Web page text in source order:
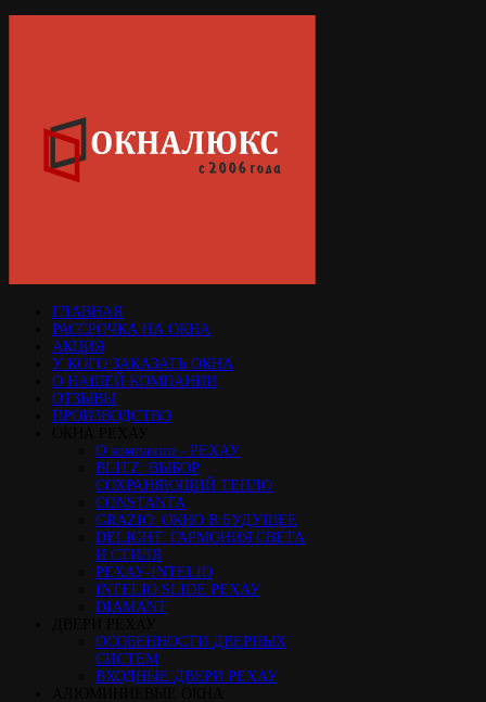
ГЛАВНАЯ
РАССРОЧКА НА ОКНА
АКЦИЯ
У КОГО ЗАКАЗАТЬ ОКНА
О НАШЕЙ КОМПАНИИ
ОТЗЫВЫ
ПРОИЗВОДСТВО
О компании - РЕХАУ
BLITZ: ВЫБОР,
СОХРАНЯЮЩИЙ ТЕПЛО
CONSTANTA
GRAZIO: ОКНО В БУДУЩЕЕ
DELIGHT: ГАРМОНИЯ СВЕТА
И СТИЛЯ
РЕХАУ-INTELIO
INTELIO SLIDE РЕХАУ
DIAMANT
ОСОБЕННОСТИ ДВЕРНЫХ
СИСТЕМ
ВХОДНЫЕ ДВЕРИ РЕХАУ